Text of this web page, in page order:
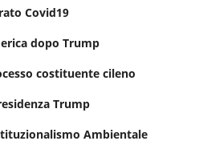
Covid19
dopo Trump
costituente cileno
Trump
Ambientale